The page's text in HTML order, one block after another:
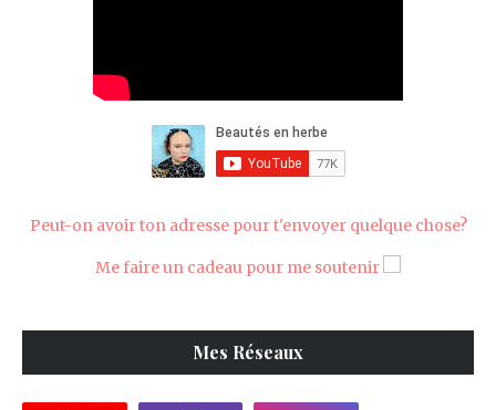
Peut-on avoir ton adresse pour t'envoyer quelque chose?
Me faire un cadeau pour me soutenir
Mes Réseaux